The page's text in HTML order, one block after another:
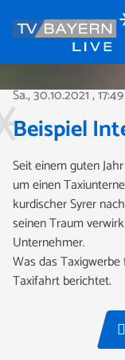
Sa., 30.10.2021,
Beispiel
Seit einem guten
um einen
kurdischer Syrer
seinen Traum
Unternehmer.
Was das
Taxifahrt berichtet.